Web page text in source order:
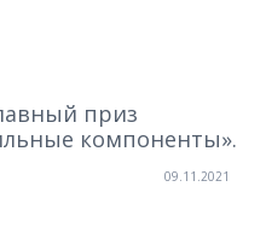
приз
компоненты».
09.11.2021